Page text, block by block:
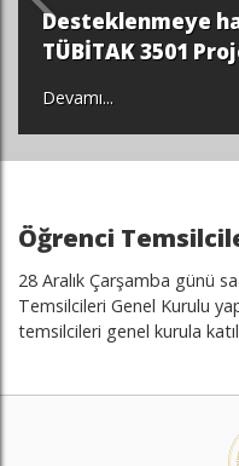
Desteklenmeye
TÜBİTAK 3501
Devamı...
Öğrenci
28 Aralık Çarşamba günü
Temsilcileri Genel Kurulu
temsilcileri genel kurula